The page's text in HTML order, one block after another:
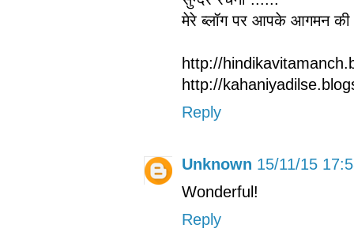
मेरे ब्लॉग पर आपके आगमन की
http://
http://
Reply
Unknown 15/11/15
Wonderful!
Reply